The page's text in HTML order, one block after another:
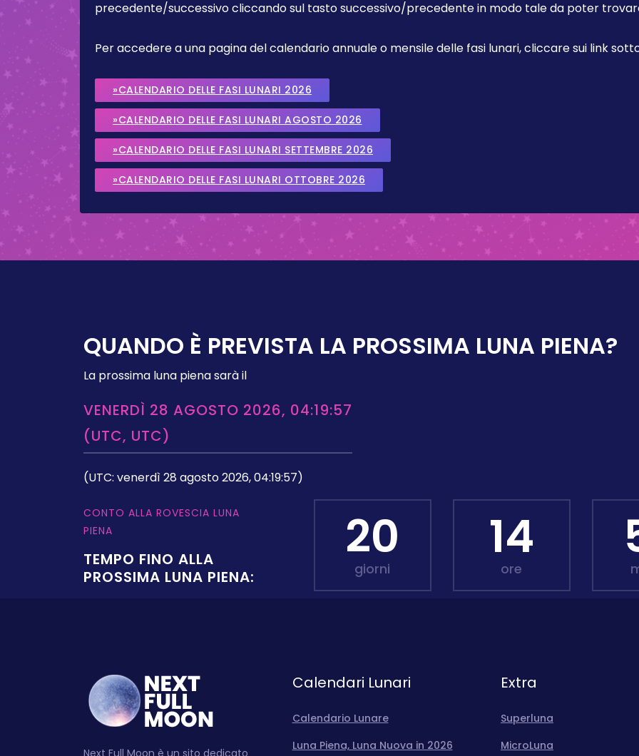
precedente/successivo cliccando sul tasto successivo/precedente in modo tale da poter
Per accedere a una pagina del calendario annuale o mensile delle fasi lunari, cliccare sui link
»CALENDARIO DELLE FASI LUNARI 2026
»CALENDARIO DELLE FASI LUNARI AGOSTO 2026
»CALENDARIO DELLE FASI LUNARI SETTEMBRE 2026
»CALENDARIO DELLE FASI LUNARI OTTOBRE 2026
QUANDO È PREVISTA LA PROSSIMA LUNA PIENA?
La prossima luna piena sarà il
VENERDÌ 28 AGOSTO 2026, 04:19:57
(UTC, UTC)
(UTC: venerdì 28 agosto 2026, 04:19:57)
CONTO ALLA ROVESCIA LUNA
PIENA
TEMPO FINO ALLA
PROSSIMA LUNA PIENA:
20
giorni
14
ore
Next Full Moon è un sito dedicato
Calendari Lunari
Calendario Lunare
Luna Piena, Luna Nuova in 2026
Extra
Superluna
MicroLuna